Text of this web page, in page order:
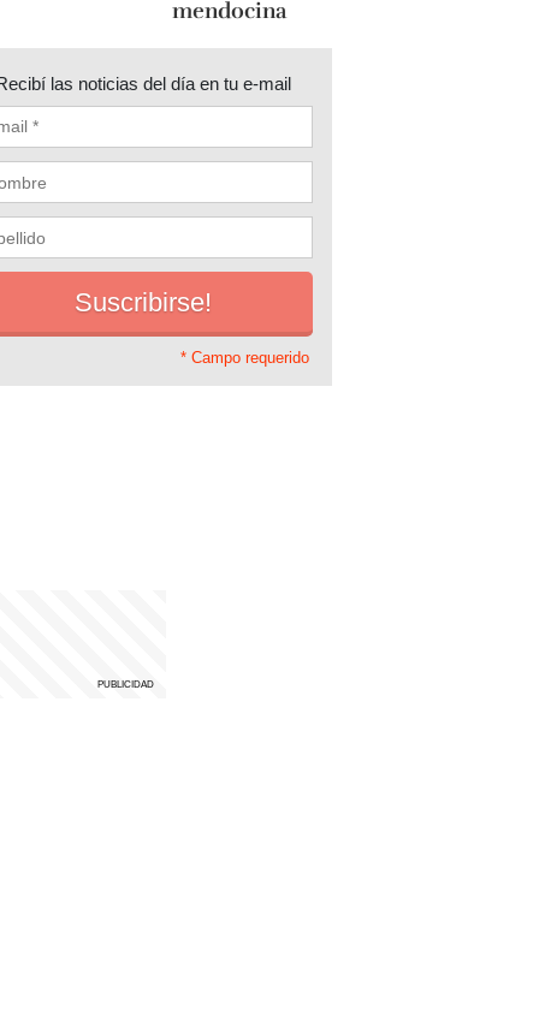
mendocina
las noticias del día en tu e-mail
* Campo requerido